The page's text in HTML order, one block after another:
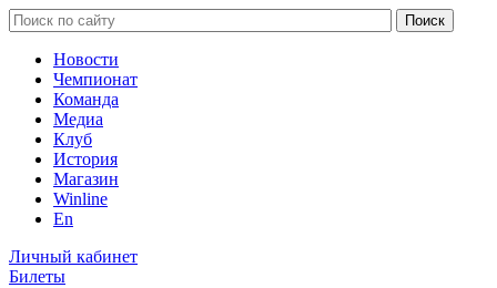
Новости
Чемпионат
Команда
Медиа
Клуб
История
Магазин
Winline
En
Личный кабинет
Билеты